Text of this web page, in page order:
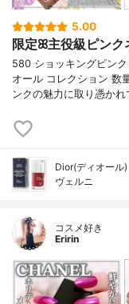
5.00
限定ꕤ主役級ピンク
580 ショッキングピン
オール コレクション 数
ンクの魅力に取り憑か
Dior(ディオール)
ヴェルニ
コスメ好き
Eririn